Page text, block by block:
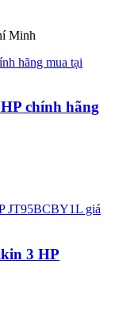
Minh
chính hãng
3 HP